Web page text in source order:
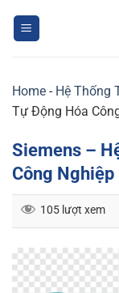
Home - Hệ Thống
Tự Động Hóa
Siemens –
Công
105 lượt xem